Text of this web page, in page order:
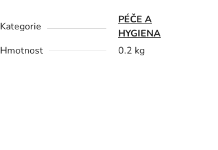
Kategorie
PÉČE A
HYGIENA
Hmotnost
0.2 kg